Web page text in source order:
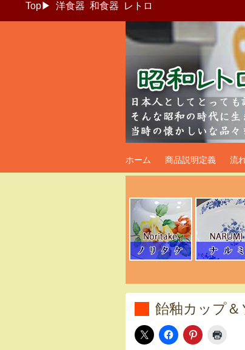
Top▶ 洋食器 和食器 レトロ
昭和レトロ
ホーム 商品説明定義 流
飴釉カップ